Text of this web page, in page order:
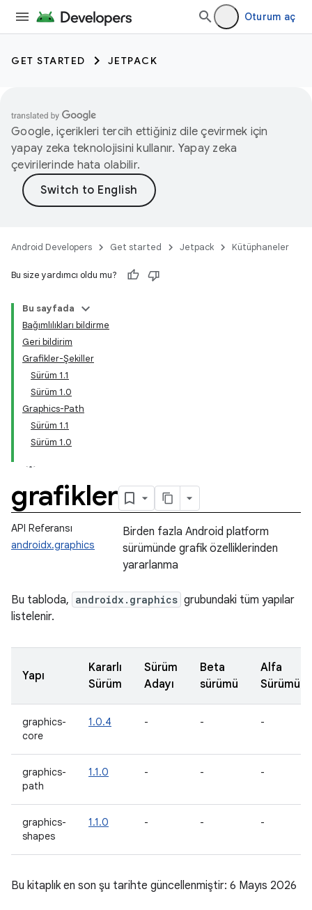
Oturum aç
GET STARTED JETPACK
Google, içerikleri tercih ettiğiniz dile çevirmek için
yapay zeka teknolojisini kullanır. Yapay zeka
çevirilerinde hata olabilir.
Android Developers Get started Jetpack Kütüphaneler
Bu size yardımcı oldu mu?
Bu sayfada
Bağımlılıkları bildirme
Geri bildirim
Grafikler-Şekiller
Sürüm 1.1
Sürüm 1.0
Graphics-Path
Sürüm 1.1
Sürüm 1.0
grafikler
API Referansı
androidx.graphics
Birden fazla Android platform
sürümünde grafik özelliklerinden
yararlanma
Bu tabloda, androidx.graphics grubundaki tüm yapılar
listelenir.
Yapı
Kararlı
Sürüm
Sürüm
Adayı
Beta
sürümü
Alfa
Sürümü
graphics-
core
1.0.4 - - -
graphics-
path
1.1.0 - - -
graphics-
shapes
1.1.0 - - -
Bu kitaplık en son şu tarihte güncellenmiştir: 6 Mayıs 2026